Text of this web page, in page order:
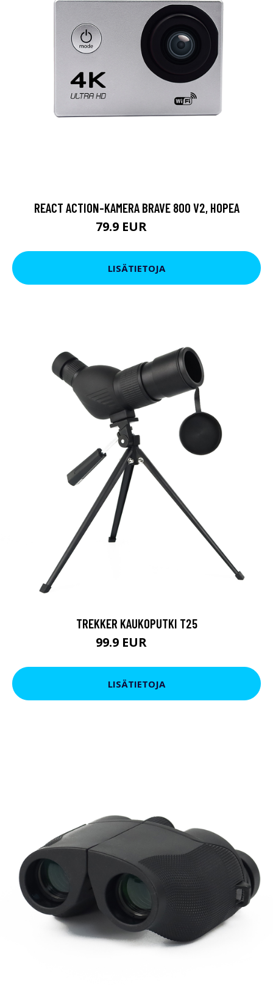
REACT ACTION-KAMERA BRAVE 800 V2, HOPEA
79.9 EUR
LISÄTIETOJA
TREKKER KAUKOPUTKI T25
99.9 EUR
LISÄTIETOJA